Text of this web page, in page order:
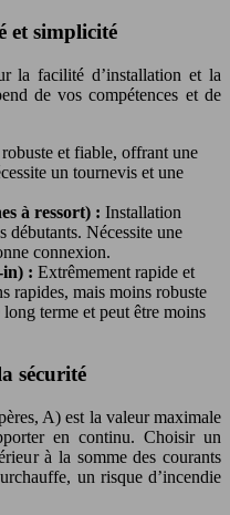
et simplicité
la facilité d’installation et la
de vos compétences et de
et fiable, offrant une
un tournevis et une
à ressort) : Installation
débutants. Nécessite une
connexion.
in) : Extrêmement rapide et
rapides, mais moins robuste
terme et peut être moins
sécurité
A) est la valeur maximale
en continu. Choisir un
à la somme des courants
un risque d’incendie